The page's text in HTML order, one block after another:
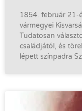
1854. február 21-
vármegyei
Tudatosan
családjától, és
lépett színpadra